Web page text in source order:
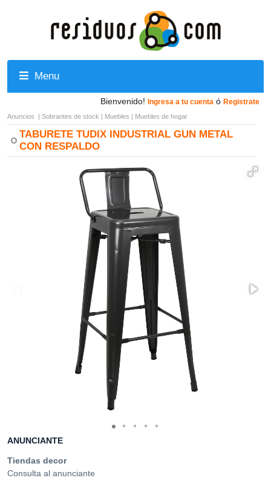
Menu
Bienvenido! Ingresa a tu cuenta ó Registrate
Anuncios | Sobrantes de stock | Muebles | Muebles de hogar
TABURETE TUDIX INDUSTRIAL GUN METAL
CON RESPALDO
ANUNCIANTE
Tiendas decor
Consulta al anunciante